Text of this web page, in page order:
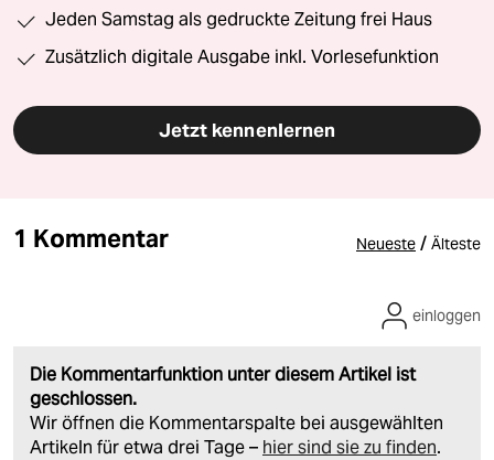
Jeden Samstag als gedruckte Zeitung frei Haus
Zusätzlich digitale Ausgabe inkl. Vorlesefunktion
Jetzt kennenlernen
1 Kommentar Neueste / Älteste
Die Kommentarfunktion unter diesem Artikel ist
geschlossen.
Wir öffnen die Kommentarspalte bei ausgewählten
Artikeln für etwa drei Tage – hier sind sie zu finden.
einloggen